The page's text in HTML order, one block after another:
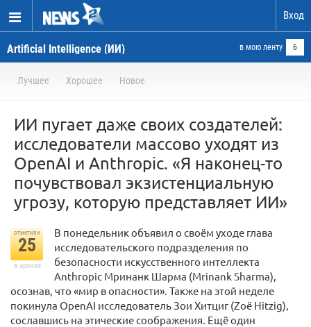
Вход
Artificial Intelligence (ИИ) в мою ленту 6
Лучшее Хорошее Новое
ИИ пугает даже своих создателей:
исследователи массово уходят из
OpenAI и Anthropic. «Я наконец-то
почувствовал экзистенциальную
угрозу, которую представляет ИИ»
отметили
25
в архиве
В понедельник объявил о своём уходе глава
исследовательского подразделения по
безопасности искусственного интеллекта
Anthropic Мринанк Шарма (Mrinank Sharma),
осознав, что «мир в опасности». Также на этой неделе
покинула OpenAI исследователь Зои Хитциг (Zoë Hitzig),
сославшись на этические соображения. Ещё один